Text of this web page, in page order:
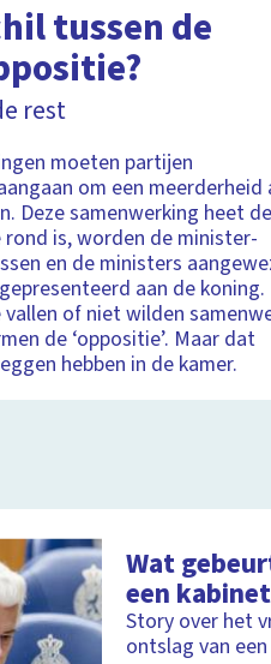
tussen de
rest
moeten partijen
om een meerderheid
Deze samenwerking heet de
rond is, worden de minister-
en de ministers
aan de koning.
of niet wilden
de ‘oppositie’. Maar dat
hebben in de kamer.
Wat
een
Story over het
ontslag van